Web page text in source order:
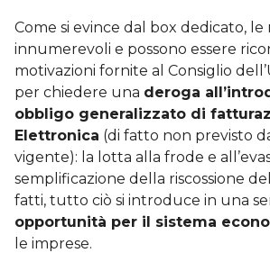
Come si evince dal box dedicato, le
innumerevoli e possono essere
motivazioni fornite al Consiglio
per chiedere una deroga
obbligo generalizzato di
Elettronica (di fatto non previsto
vigente): la lotta alla frode e
semplificazione della riscossione
fatti, tutto ciò si introduce in una
opportunità per il sistema
le imprese.